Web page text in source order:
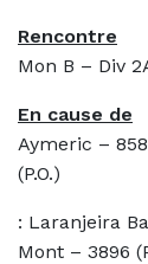
Rencontre :
Mon B – Div
En cause de
Aymeric –
(P.O.)
: Laranjeira
Mont – 3896